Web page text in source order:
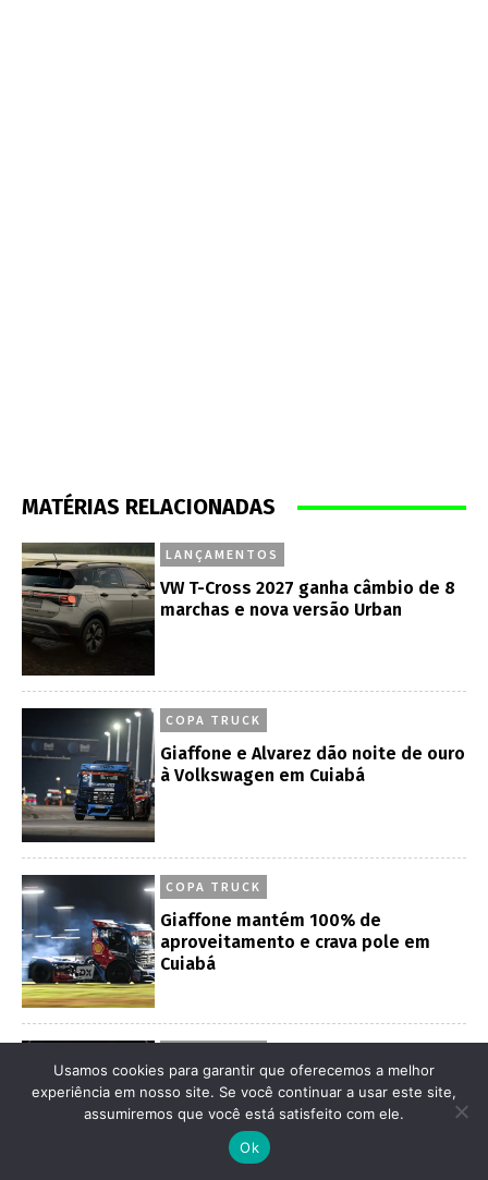
COPA TRUCK
à Volkswagen em Cuiabá
Giaffone mantém 100% de
aproveitamento e crava pole em
Cuiabá
BMW se junta a VW e Porsche em
corte de empregos na Alemanha
O que define a verdadeira eficiência
TECNOVIDADE
Usamos cookies para garantir que oferecemos a melhor
experiência em nosso site. Se você continuar a usar este site,
assumiremos que você está satisfeito com ele.
Ok